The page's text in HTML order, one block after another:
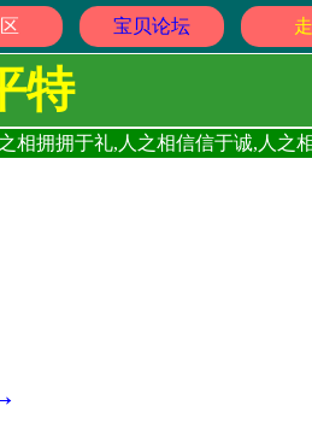
宝贝论坛
特
相拥拥于礼,人之相信信于诚,人之